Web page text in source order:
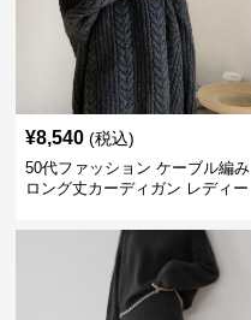
¥8,540 (税込)
50代ファッション ケーブル編み
ロング丈カーディガン レディー